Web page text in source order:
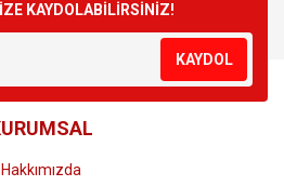
Yorum Yaz
veya görüntülenemiyor.
bilgiler bulunuyor.
bulunuyor.
daha pahalı.
KAYDOLABİLİRSİNİZ!
KAYDOL
Hakkımızda